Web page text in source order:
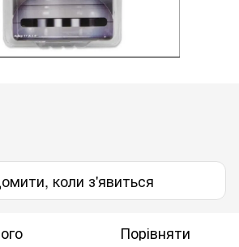
коли з'явиться
Порівняти